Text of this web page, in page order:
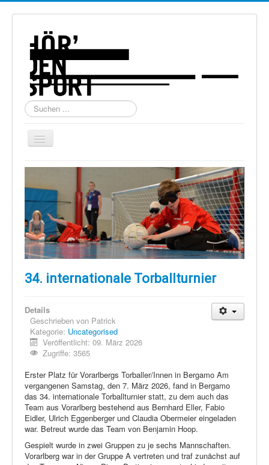
Suchen
...
Navigation
Home
Über uns
Torball
Schießen
Schi Alpin
Schi Nordisch
Showdown
Datenschutz
34. internationale Torballturnier
Details
Geschrieben von Patrick
Kategorie: Uncategorised
Veröffentlicht: 09. März 2026
Zugriffe: 3565
Erster Platz für Vorarlbergs Torballer/Innen in Bergamo Am
vergangenen Samstag, den 7. März 2026, fand in Bergamo
das 34. internationale Torballturnier statt, zu dem auch das
Team aus Vorarlberg bestehend aus Bernhard Eller, Fabio
Eidler, Ulrich Eggenberger und Claudia Obermeier eingeladen
war. Betreut wurde das Team von Benjamin Hoop.
Gespielt wurde in zwei Gruppen zu je sechs Mannschaften.
Vorarlberg war in der Gruppe A vertreten und traf zunächst auf